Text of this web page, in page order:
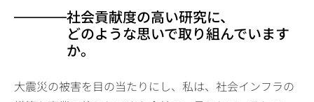
社会貢献度の高い研究に、
どのような思いで取り組んでいます
か。
大震災の被害を目の当たりにし、私は、社会インフラの